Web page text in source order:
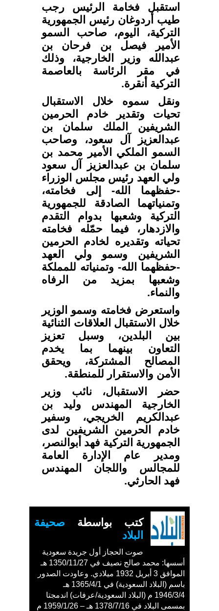
استقبل فخامة الرئيس رجب
طيب أردوغان رئيس الجمهورية
التركية، اليوم، صاحب السمو
الأمير فيصل بن فرحان بن
عبدالله وزير الخارجية، وذلك
في مقر الرئاسة بالعاصمة
التركية أنقرة.
ونقل سموه خلال الاستقبال
تحيات وتقدير خادم الحرمين
الشريفين الملك سلمان بن
عبدالعزيز آل سعود، وصاحب
السمو الملكي الأمير محمد بن
سلمان بن عبدالعزيز آل سعود
ولي العهد رئيس مجلس الوزراء
-حفظهما الله- إلى فخامته،
وتمنياتهما الصادقة للجمهورية
التركية وشعبها بدوام التقدم
والازدهار، فيما حمّله فخامته
تحياته وتقديره لخادم الحرمين
الشريفين وسمو ولي العهد
-حفظهما الله- وتمنياته للمملكة
وشعبها بمزيد من الرفاه
والنماء.
واستعرض فخامته وسمو الوزير
خلال الاستقبال العلاقات الثنائية
بين البلدين، وسبل تعزيز
التعاون بينهما بما يخدم
المصالح المشتركة، ويحقق
الأمن والاستقرار للمنطقة.
حضر الاستقبال، نائب وزير
الخارجية المهندس وليد بن
عبدالكريم الخريجي، وسفير
خادم الحرمين الشريفين لدى
الجمهورية التركية فهد أبوالنصر،
ومدير عام الإدارة العامة
للمجالس واللجان المهندس
فهد الحارثي.
كتب بواسطة صحيفة
البلاد
صوت الحجاز أول جريدة سعودية
أسسها: محمد صالح نصيف في 1350/11/27 هـ
الموافق 3 أبريل 1932 ميلادي. وعاودت الصدور
باسم (البلاد السعودية) في 1365/4/1 هـ
1946/3/4 م (البلاد السعودية/عرفات) اندمجتا
بمسمى البلاد في 1378/7/16 هـ – 1959/1/26 م